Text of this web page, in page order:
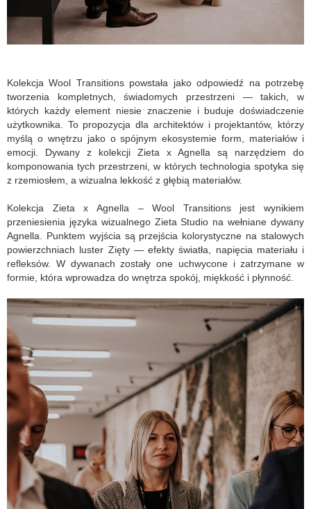
Kolekcja Wool Transitions powstała jako odpowiedź na potrzebę
tworzenia kompletnych, świadomych przestrzeni — takich, w
których każdy element niesie znaczenie i buduje doświadczenie
użytkownika. To propozycja dla architektów i projektantów, którzy
myślą o wnętrzu jako o spójnym ekosystemie form, materiałów i
emocji. Dywany z kolekcji Zieta x Agnella są narzędziem do
komponowania tych przestrzeni, w których technologia spotyka się
z rzemiosłem, a wizualna lekkość z głębią materiałów.
Kolekcja Zieta x Agnella – Wool Transitions jest wynikiem
przeniesienia języka wizualnego Zieta Studio na wełniane dywany
Agnella. Punktem wyjścia są przejścia kolorystyczne na stalowych
powierzchniach luster Zięty — efekty światła, napięcia materiału i
refleksów. W dywanach zostały one uchwycone i zatrzymane w
formie, która wprowadza do wnętrza spokój, miękkość i płynność.